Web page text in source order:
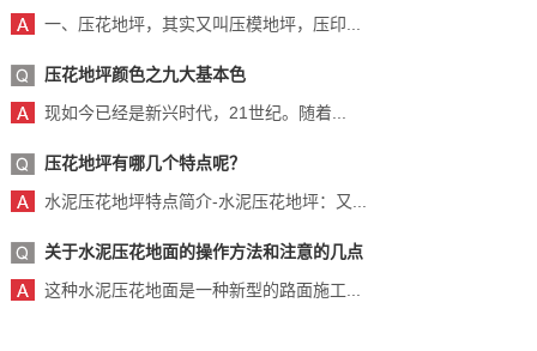
一、压花地坪，其实又叫压模地坪，压印...
压花地坪颜色之九大基本色
现如今已经是新兴时代，21世纪。随着...
压花地坪有哪几个特点呢？
水泥压花地坪特点简介-水泥压花地坪：又...
关于水泥压花地面的操作方法和注意的几点
这种水泥压花地面是一种新型的路面施工...